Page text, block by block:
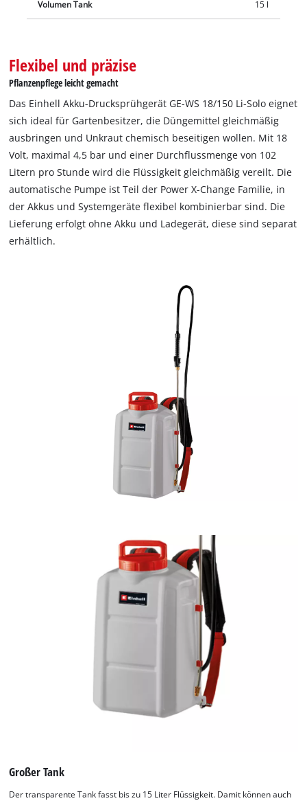
Volumen Tank 15 l
Flexibel und präzise
Pflanzenpflege leicht gemacht
Das Einhell Akku-Drucksprühgerät GE-WS 18/150 Li-Solo eignet
sich ideal für Gartenbesitzer, die Düngemittel gleichmäßig
ausbringen und Unkraut chemisch beseitigen wollen. Mit 18
Volt, maximal 4,5 bar und einer Durchflussmenge von 102
Litern pro Stunde wird die Flüssigkeit gleichmäßig vereilt. Die
automatische Pumpe ist Teil der Power X-Change Familie, in
der Akkus und Systemgeräte flexibel kombinierbar sind. Die
Lieferung erfolgt ohne Akku und Ladegerät, diese sind separat
erhältlich.
Großer Tank
Der transparente Tank fasst bis zu 15 Liter Flüssigkeit. Damit können auch